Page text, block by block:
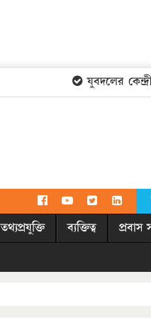
যুবদলের কেন্দ্রীয়
তথ্যপ্রযুক্তি ব্যক্তিত্ব প্রবাস